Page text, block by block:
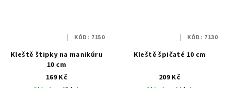
Kleště štipky na manikúru
10 cm
169 Kč
KÓD: 7150
Kleště špičaté 10 cm
209 Kč
KÓD: 7130